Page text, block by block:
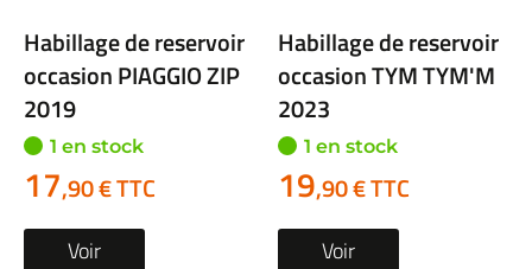
Habillage de reservoir
occasion PIAGGIO ZIP
2019
1 en stock
17,90 € TTC
Voir
Habillage de reservoir
occasion TYM TYM'M
2023
1 en stock
19,90 € TTC
Voir